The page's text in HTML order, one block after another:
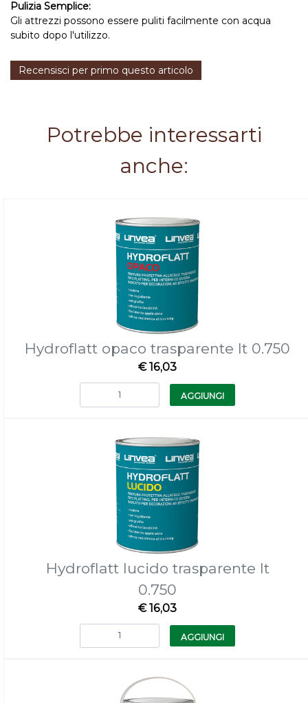
Pulizia Semplice:
Gli attrezzi possono essere puliti facilmente con acqua
subito dopo l'utilizzo.
Recensisci per primo questo articolo
Potrebbe interessarti
anche:
Hydroflatt opaco trasparente lt 0.750
€ 16,03
Quantità
AGGIUNGI
Hydroflatt lucido trasparente lt
0.750
€ 16,03
Quantità
AGGIUNGI